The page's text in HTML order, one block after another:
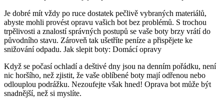
Je dobré mít vždy po ruce dostatek pečlivě vybraných​ materiálů,
abyste mohli provést opravu vašich⁣ bot bez problémů. S trochou
trpělivosti a znalostí správných postupů ‌se vaše boty⁢ brzy vrátí do
původního⁣ stavu. Zároveň tak ušetříte peníze a přispějete ke
snižování odpadu. Jak slepit boty: Domácí opravy
Když se počasí ochladí a deštivé dny jsou na denním pořádku, není
nic horšího, než ‍zjistit,⁣ že vaše oblíbené boty mají odřenou nebo
odlouplou podrážku. Nezoufejte ‌však hned! Oprava bot‌ může ⁤být
snadnější,⁤ než si myslíte.